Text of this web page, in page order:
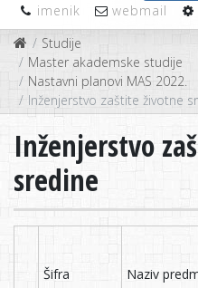
imenik webmail
Studije
Master akademske studije
Nastavni planovi MAS 2022.
Inženjerstvo zaštite životne
Inženjerstvo
sredine
Šifra Naziv